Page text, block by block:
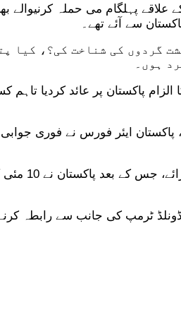
پہلگام می حملہ کرنیوالے
سے آئے تھے۔
گردوں کی شناخت کی؟، کیا
ہوں۔
الزام پاکستان پر عائد کردیا
پاکستان ایئر فورس نے فوری
بھارت نے جارحیت
ٹرمپ کی جانب سے رابطہ کرنے